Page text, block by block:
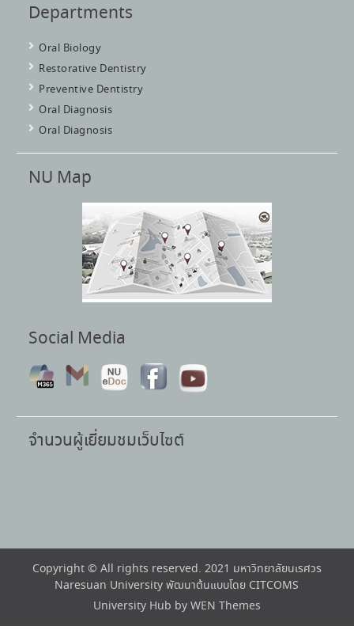
Departments
Oral Biology
Restorative Dentistry
Preventive Dentistry
Oral Diagnosis
Oral Diagnosis
NU Map
Social Media
จำนวนผู้เยี่ยมชมเว็บไซต์
Copyright © All rights reserved. 2021 มหาวิทยาลัยนเรศวร
Naresuan University พัฒนาต้นแบบโดย CITCOMS
University Hub by WEN Themes